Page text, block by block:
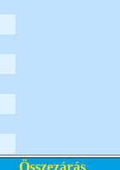
Összezárás